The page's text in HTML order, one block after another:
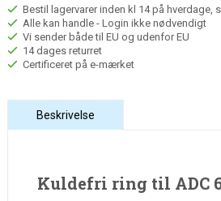
Bestil lagervarer inden kl 14 på hverdage,
Alle kan handle - Login ikke nødvendigt
Vi sender både til EU og udenfor EU
14 dages returret
Certificeret på e-mærket
Beskrivelse
Kuldefri ring til ADC